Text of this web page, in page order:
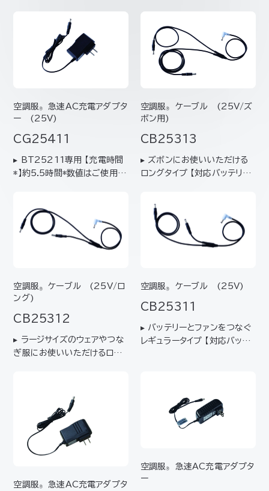
空調服®
急速AC充電アダプタ
ー (25V)
CG25411
▸ BT25211専用 【充電時間
*】約5.5時間*数値はご使用環
空調服®
ケーブル (25V/ズ
ボン用)
CB25313
▸ ズボンにお使いいただける
ロングタイプ 【対応バッテリー】
空調服®
ケーブル (25V/ロ
ング)
CB25312
▸ ラージサイズのウェアやつな
ぎ服にお使いいただけるロン
/ KU92400、KU92425、
KU92130、KU9233…
空調服® ケーブル (25V)
CB25311
▸ バッテリーとファンをつなぐ
レギュラータイプ 【対応バッテ
空調服®
急速AC充電アダプタ
空調服®
急速AC充電アダプタ
ー